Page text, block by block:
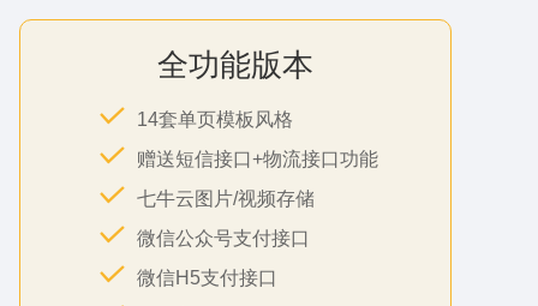
全功能版本
14套单页模板风格
赠送短信接口+物流接口功能
七牛云图片/视频存储
微信公众号支付接口
微信H5支付接口